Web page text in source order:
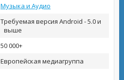
Музыка и Аудио
Требуемая версия Android - 5.0 и
выше
50 000+
Европейская медиагруппа